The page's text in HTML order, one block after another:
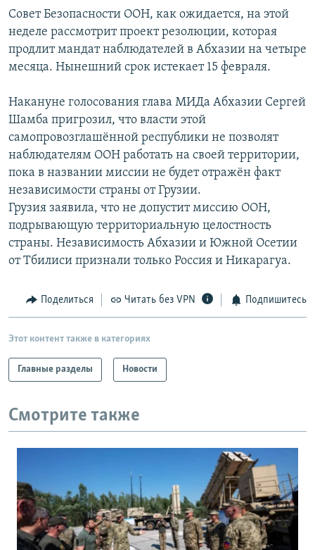
поиску
СЕВЕР.РЕАЛИИ
СИБИРЬ.РЕАЛИИ
РАСПИСАНИЕ ВЕЩАНИЯ
ПОДПИШИТЕСЬ НА РАССЫЛКУ
Все сайты РСЕ/РС
Совет Безопасности ООН, как ожидается, на этой
неделе рассмотрит проект резолюции, которая
продлит мандат наблюдателей в Абхазии на четыре
месяца. Нынешний срок истекает 15 февраля.
Накануне голосования глава МИДа Абхазии Сергей
Шамба пригрозил, что власти этой
самопровозглашённой республики не позволят
наблюдателям ООН работать на своей территории,
пока в названии миссии не будет отражён факт
независимости страны от Грузии.
Грузия заявила, что не допустит миссию ООН,
подрывающую территориальную целостность
страны. Независимость Абхазии и Южной Осетии
от Тбилиси признали только Россия и Никарагуа.
Поделиться Читать без VPN Подпишитесь
Этот контент также в категориях
Главные разделы Новости
Смотрите также